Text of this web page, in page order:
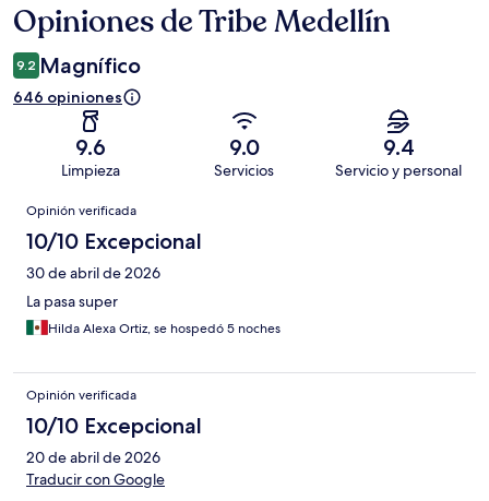
Opiniones
Opiniones de Tribe Medellín
9.2 Magnífico
646 opiniones
9.6
Limpieza
9.0
Servicios
9.4
Servicio y personal
Opiniones
Opinión verificada
10/10 Excepcional
30 de abril de 2026
La pasa super
Hilda Alexa Ortiz, se hospedó 5 noches
Opinión verificada
10/10 Excepcional
20 de abril de 2026
Traducir con Google